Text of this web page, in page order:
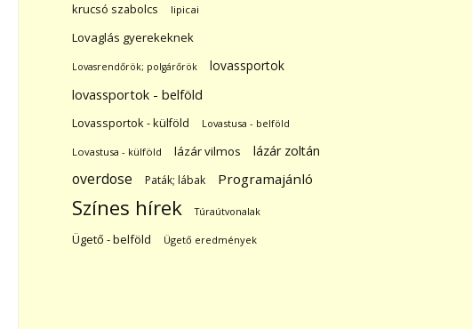
krucsó szabolcs lipicai
Lovaglás gyerekeknek
Lovasrendőrök; polgárőrök
lovassportok
lovassportok - belföld
Lovassportok - külföld Lovastusa - belföld
Lovastusa - külföld lázár vilmos lázár zoltán
overdose Paták; lábak Programajánló
Színes hírek Túraútvonalak
Ügető - belföld Ügető eredmények